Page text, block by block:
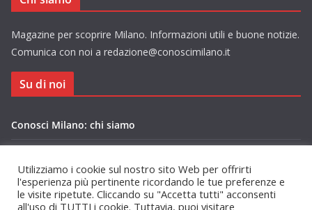
Magazine per scoprire Milano. Informazioni utili e buone notizie.
Comunica con noi a redazione@conoscimilano.it
Su di noi
Conosci Milano: chi siamo
Utilizziamo i cookie sul nostro sito Web per offrirti
l'esperienza più pertinente ricordando le tue preferenze e
le visite ripetute. Cliccando su "Accetta tutti" acconsenti
all'uso di TUTTI i cookie. Tuttavia, puoi visitare